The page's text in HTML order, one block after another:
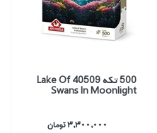
500 تكه 40509 Lake Of
Swans In Moonlight
3,300,000 تومان